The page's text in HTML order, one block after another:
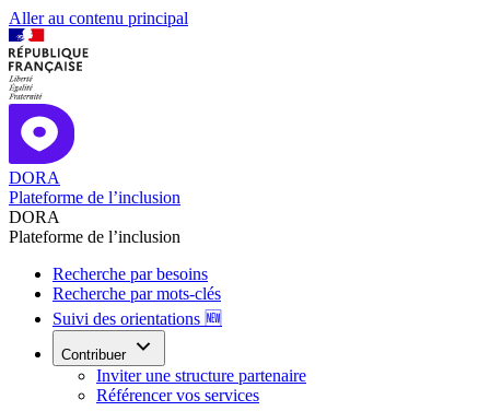
Aller au contenu principal
DORA
Plateforme de l’inclusion
DORA
Plateforme de l’inclusion
Recherche par besoins
Recherche par mots-clés
Suivi des orientations 🆕
Contribuer
Inviter une structure partenaire
Référencer vos services